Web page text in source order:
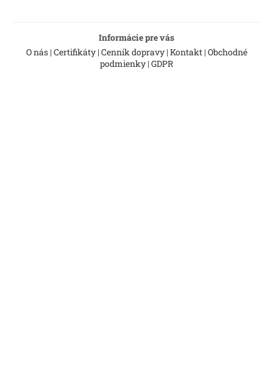
Informácie pre vás
O nás| Certifikáty| Cenník dopravy| Kontakt| Obchodné
podmienky | GDPR